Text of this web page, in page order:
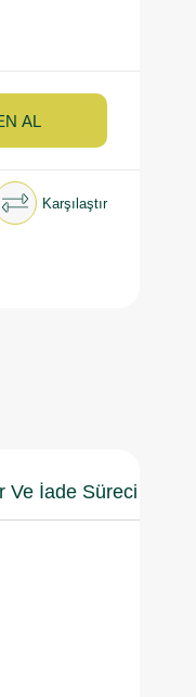
Karşılaştır
Ve İade Süreci